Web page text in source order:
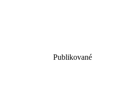
Publikované